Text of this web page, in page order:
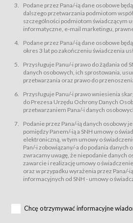
świadczy Usługi drogą elektroniczną w
2002 r. o świadczeniu usług drogą
1204, z późń. zm.). Usługi świadczone są
usługę przeglądania i odczytywania
zamieszczanych w Serwisie,
usługę utrzymywania konta użytkownika
usługę newsletter,
usługę zawierania na odległość umów
usługę zawierania na odległość umów
dnia 18 lipca 2002 r. o świadczeniu usług
r., Nr 144, poz. 1204, z późń. zm.). Usługi
Na zasadach określonych w Regulaminie
Usługobiorca przed rozpoczęciem korzystania
zapoznać się z Regulaminem. Założenie konta
usługi newsletter za pośrednictwem
zamieszczonego na stronach Serwisu
Usługobiorców wymaga akceptacji
Usługobiorca zobowiązany jest do
od chwili rozpoczęcia korzystania z Serwisu.
Regulamin jest udostępniony Usługobiorcom
Warunki techniczne korzystania z Usług
Podane przez Pana/-ią dane osobowe
dalszego przetwarzania podmiotom
szczególności podmiotom świadczącym
informatyczne, e-mail marketingu,
Podane przez Pana/-ią dane osobowe
okres 3 lat po zakończeniu świadczenia
Przysługuje Panu/-i prawo do żądania od
danych osobowych, ich sprostowania,
przetwarzania oraz prawo do
Przysługuje Panu/-i prawo wniesienia
do Prezesa Urzędu Ochrony Danych
przetwarzaniem Pana/-i danych
Podanie przez Pana/-ią danych osobowy
pomiędzy Panem/-ią a SNH umowy o
elektroniczną, w tym umowy o
Pan/-i zobowiązany/-a do podania danych
zwracamy uwagę, że niepodanie danych
zawarcie i realizację umowy o
oraz w przypadku wyrażenia przez Pana/-
informacyjnych od SNH - umowy o
Chcę otrzymywać informacyjne